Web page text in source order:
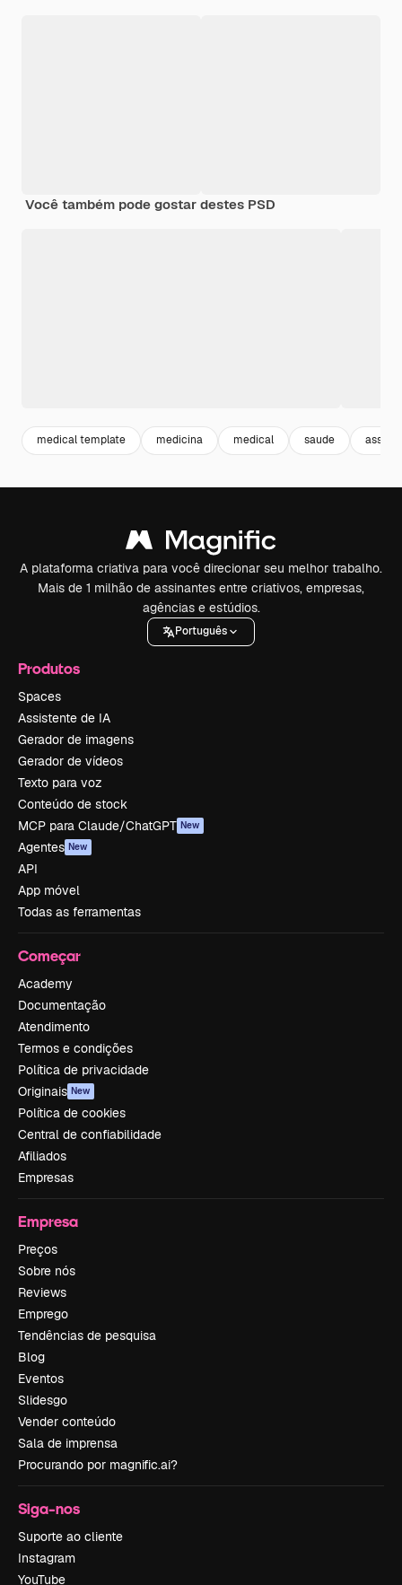
Você também pode gostar destes PSD
medical template medicina medical saude
A plataforma criativa para você direcionar seu melhor trabalho.
Mais de 1 milhão de assinantes entre criativos, empresas,
agências e estúdios.
Português
Produtos
Spaces
Assistente de IA
Gerador de imagens
Gerador de vídeos
Texto para voz
Conteúdo de stock
MCP para Claude/ChatGPT New
Agentes New
API
App móvel
Todas as ferramentas
Começar
Academy
Documentação
Atendimento
Termos e condições
Política de privacidade
Originais New
Política de cookies
Central de confiabilidade
Afiliados
Empresas
Empresa
Preços
Sobre nós
Reviews
Emprego
Tendências de pesquisa
Blog
Eventos
Slidesgo
Vender conteúdo
Sala de imprensa
Procurando por magnific.ai?
Siga-nos
Suporte ao cliente
Instagram
YouTube